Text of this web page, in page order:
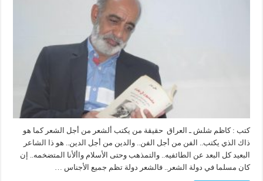
كتب : كاظم شلش ـ العراق حقيقة من يكتب ألشعر من أجل الشعر كما هو
ذاك الذي يكتب.. الفن من أجل الفن.. والدين من أجل الدين.. هو ذا الشاعر
البعيد كل البعد عن الطائفيه.. والتمذهب وحتى الأسلام واألأنا المتضخمه.. إن
كان مسلما في دولة الشعر.. فالشعر دولة تظم جميع الأجناس …